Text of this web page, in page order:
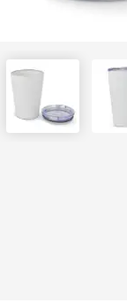
imageView larger